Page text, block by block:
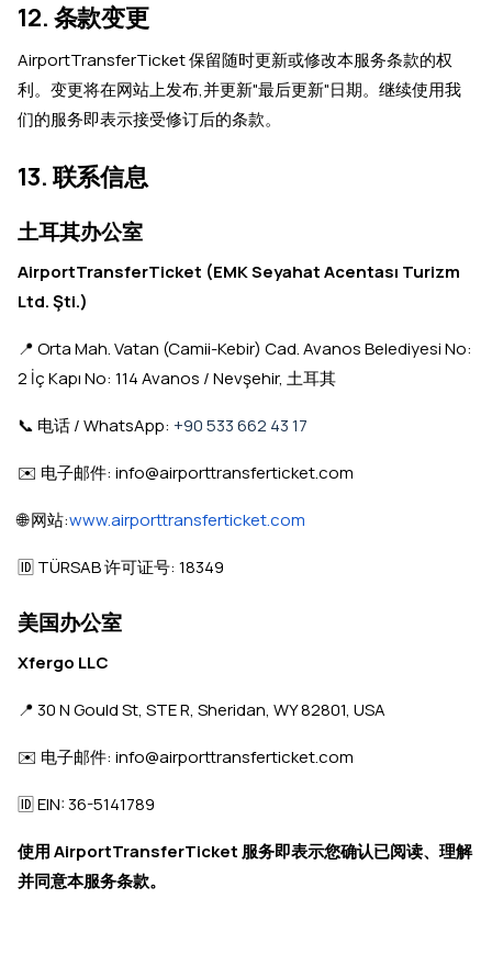
12. 条款变更
AirportTransferTicket 保留随时更新或修改本服务条款的权
利。变更将在网站上发布,并更新"最后更新"日期。继续使用我
们的服务即表示接受修订后的条款。
13. 联系信息
土耳其办公室
AirportTransferTicket (EMK Seyahat Acentası Turizm
Ltd. Şti.)
📍 Orta Mah. Vatan (Camii-Kebir) Cad. Avanos Belediyesi No:
2 İç Kapı No: 114 Avanos / Nevşehir, 土耳其
📞 电话 / WhatsApp: +90 533 662 43 17
✉️ 电子邮件: info@airporttransferticket.com
🌐 网站:www.airporttransferticket.com
🆔 TÜRSAB 许可证号: 18349
美国办公室
Xfergo LLC
📍 30 N Gould St, STE R, Sheridan, WY 82801, USA
✉️ 电子邮件: info@airporttransferticket.com
🆔 EIN: 36-5141789
使用 AirportTransferTicket 服务即表示您确认已阅读、理解
并同意本服务条款。